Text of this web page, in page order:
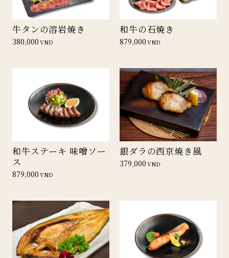
牛タンの溶岩焼き
380,000VND
和牛の石焼き
879,000VND
和牛ステーキ 味噌ソー
ス
879,000VND
銀ダラの西京焼き風
379,000VND